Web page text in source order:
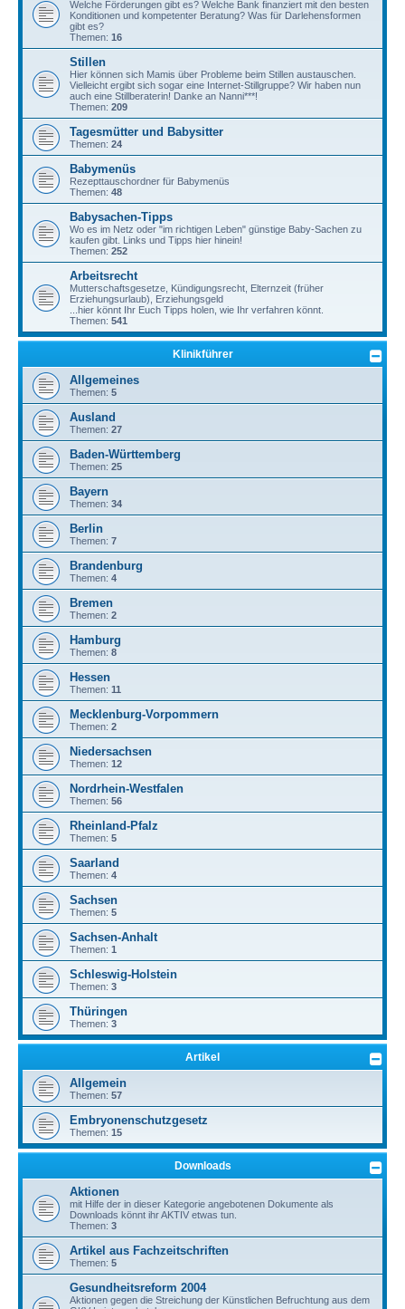
Welche Förderungen gibt es? Welche Bank finanziert mit den besten
Konditionen und kompetenter Beratung? Was für Darlehensformen
gibt es?
Themen: 16
Stillen
Hier können sich Mamis über Probleme beim Stillen austauschen.
Vielleicht ergibt sich sogar eine Internet-Stillgruppe? Wir haben nun
auch eine Stillberaterin! Danke an Nanni***!
Themen: 209
Tagesmütter und Babysitter
Themen: 24
Babymenüs
Rezepttauschordner für Babymenüs
Themen: 48
Babysachen-Tipps
Wo es im Netz oder "im richtigen Leben" günstige Baby-Sachen zu
kaufen gibt. Links und Tipps hier hinein!
Themen: 252
Arbeitsrecht
Mutterschaftsgesetze, Kündigungsrecht, Elternzeit (früher
Erziehungsurlaub), Erziehungsgeld
...hier könnt Ihr Euch Tipps holen, wie Ihr verfahren könnt.
Themen: 541
Klinikführer
Allgemeines
Themen: 5
Ausland
Themen: 27
Baden-Württemberg
Themen: 25
Bayern
Themen: 34
Berlin
Themen: 7
Brandenburg
Themen: 4
Bremen
Themen: 2
Hamburg
Themen: 8
Hessen
Themen: 11
Mecklenburg-Vorpommern
Themen: 2
Niedersachsen
Themen: 12
Nordrhein-Westfalen
Themen: 56
Rheinland-Pfalz
Themen: 5
Saarland
Themen: 4
Sachsen
Themen: 5
Sachsen-Anhalt
Themen: 1
Schleswig-Holstein
Themen: 3
Thüringen
Themen: 3
Artikel
Allgemein
Themen: 57
Embryonenschutzgesetz
Themen: 15
Downloads
Aktionen
mit Hilfe der in dieser Kategorie angebotenen Dokumente als
Downloads könnt ihr AKTIV etwas tun.
Themen: 3
Artikel aus Fachzeitschriften
Themen: 5
Gesundheitsreform 2004
Aktionen gegen die Streichung der Künstlichen Befruchtung aus dem